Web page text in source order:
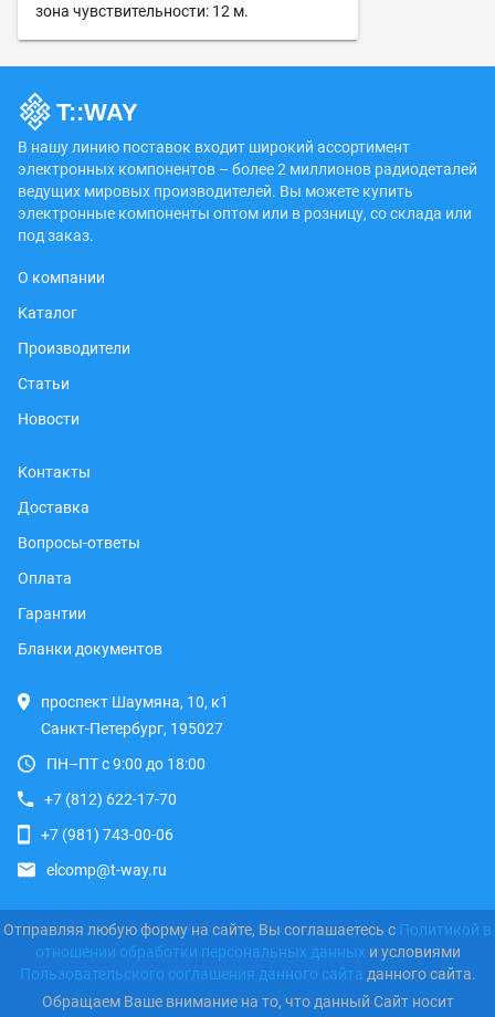
зона чувствительности: 12 м.
В нашу линию поставок входит широкий ассортимент
электронных компонентов – более 2 миллионов радиодеталей
ведущих мировых производителей. Вы можете купить
электронные компоненты оптом или в розницу, со склада или
под заказ.
О компании
Каталог
Производители
Статьи
Новости
Контакты
Доставка
Вопросы-ответы
Оплата
Гарантии
Бланки документов
проспект Шаумяна, 10, к1
Санкт-Петербург, 195027
ПН–ПТ с 9:00 до 18:00
+7 (812) 622-17-70
+7 (981) 743-00-06
elcomp@t-way.ru
Отправляя любую форму на сайте, Вы соглашаетесь с Политикой в
отношении обработки персональных данных и условиями
Пользовательского соглашения данного сайта данного сайта.
Обращаем Ваше внимание на то, что данный Сайт носит